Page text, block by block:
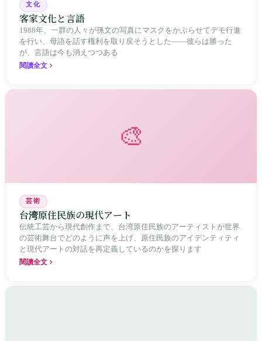
文化
客家文化と言語
1988年、一群の人々が孫文の写真にマスクをかぶらせてデモ行進
を行い、母語を話す権利を取り戻そうとした——彼らは勝った
が、言語は今も消えつつある
閱讀全文
🎨
芸術
台湾原住民族の現代アート
伝統工芸から現代創作まで、台湾原住民族のアーティストが世界
の芸術舞台でどのように声を上げ、原住民族のアイデンティティ
と現代アートの対話を再定義しているのかを探ります
閱讀全文